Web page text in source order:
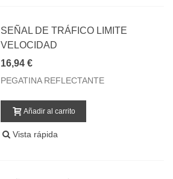
SEÑAL DE TRÁFICO LIMITE
VELOCIDAD
16,94 €
PEGATINA REFLECTANTE
Añadir al carrito
Vista rápida